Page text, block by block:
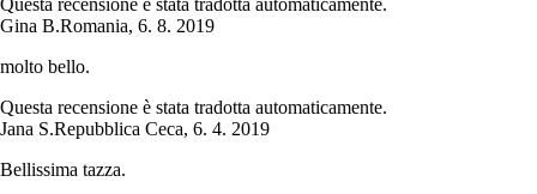
Questa recensione è stata tradotta automaticamente.
Gina B.Romania, 6. 8. 2019
molto bello.
Questa recensione è stata tradotta automaticamente.
Jana S.Repubblica Ceca, 6. 4. 2019
Bellissima tazza.